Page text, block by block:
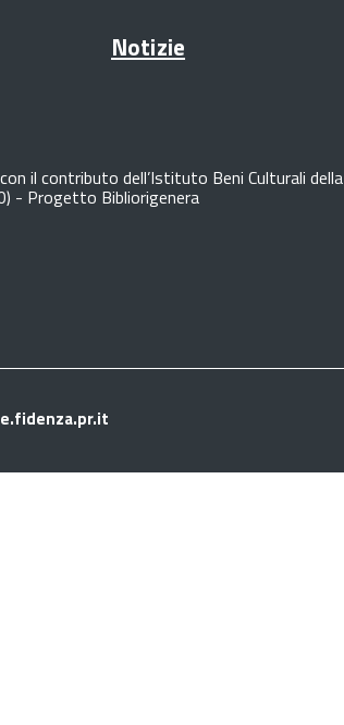
Notizie
il contributo dell’Istituto Beni Culturali
- Progetto Bibliorigenera